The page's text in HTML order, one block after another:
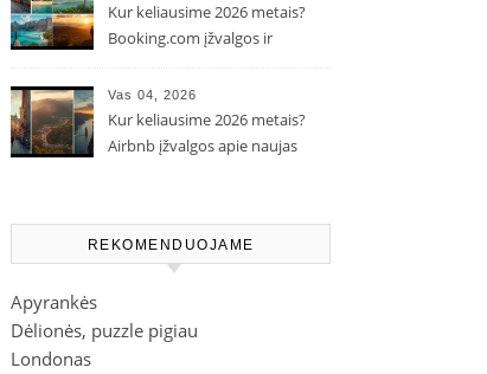
Kur keliausime 2026 metais?
Booking.com įžvalgos ir
Vas 04, 2026
Kur keliausime 2026 metais?
Airbnb įžvalgos apie naujas
REKOMENDUOJAME
Apyrankės
Dėlionės, puzzle pigiau
Londonas